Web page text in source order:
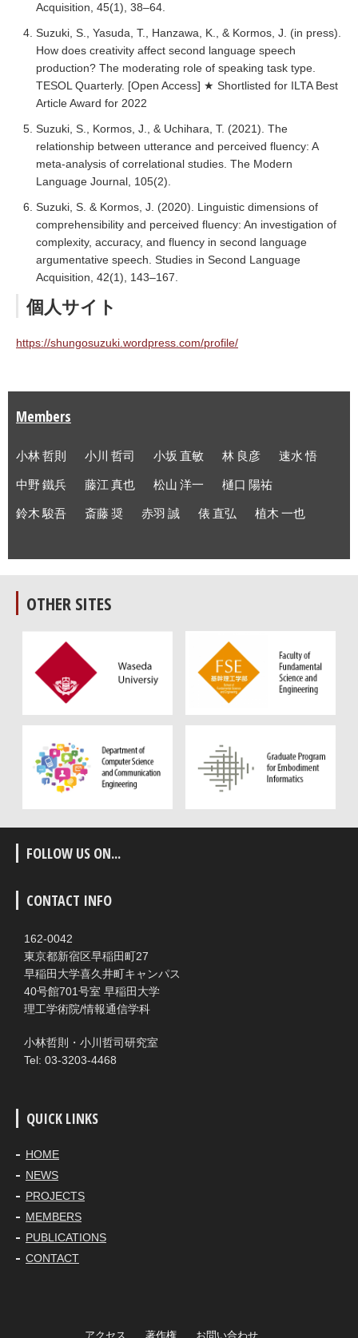
Acquisition, 45(1), 38–64.
Suzuki, S., Yasuda, T., Hanzawa, K., & Kormos, J. (in press).
How does creativity affect second language speech
production? The moderating role of speaking task type.
TESOL Quarterly. [Open Access] ★ Shortlisted for ILTA Best
Article Award for 2022
Suzuki, S., Kormos, J., & Uchihara, T. (2021). The
relationship between utterance and perceived fluency: A
meta-analysis of correlational studies. The Modern
Language Journal, 105(2).
Suzuki, S. & Kormos, J. (2020). Linguistic dimensions of
comprehensibility and perceived fluency: An investigation of
complexity, accuracy, and fluency in second language
argumentative speech. Studies in Second Language
Acquisition, 42(1), 143–167.
個人サイト
https://shungosuzuki.wordpress.com/profile/
Members
小林 哲則 小川 哲司 小坂 直敏 林 良彦
速水 悟
中野 鐵兵
藤江 真也 松山 洋一
樋口 陽祐
鈴木 駿吾
斎藤 奨 赤羽 誠 俵 直弘 植木 一也
OTHER SITES
FOLLOW US ON...
CONTACT INFO
162-0042
東京都新宿区早稲田町27
早稲田大学喜久井町キャンパス
40号館701号室 早稲田大学
理工学術院/情報通信学科
小林哲則・小川哲司研究室
Tel: 03-3203-4468
QUICK LINKS
HOME
NEWS
PROJECTS
MEMBERS
PUBLICATIONS
CONTACT
アクセス 著作権 お問い合わせ